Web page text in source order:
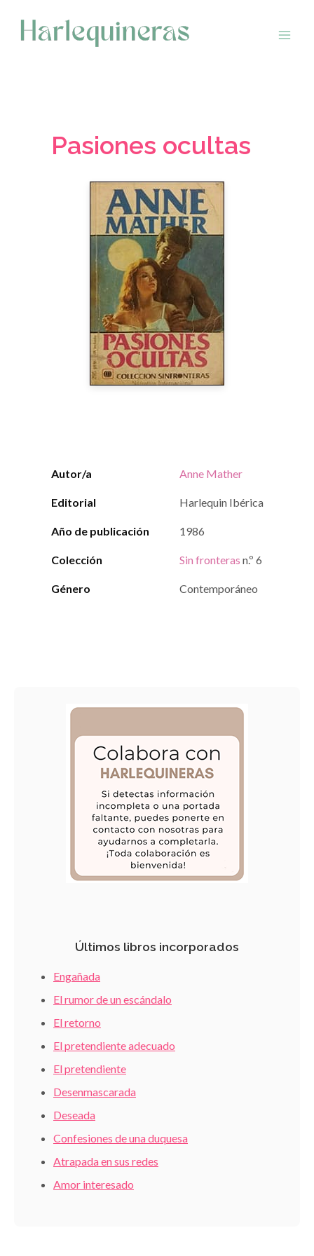
contenido
Pasiones ocultas
Autor/a Anne Mather
Editorial Harlequin Ibérica
Año de publicación 1986
Colección Sin fronteras n.º 6
Género Contemporáneo
Últimos libros incorporados
Engañada
El rumor de un escándalo
El retorno
El pretendiente adecuado
El pretendiente
Desenmascarada
Deseada
Confesiones de una duquesa
Atrapada en sus redes
Amor interesado